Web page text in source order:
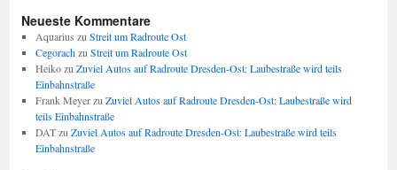
Neueste Kommentare
Aquarius zuStreit um Radroute Ost
CegorachzuStreit um Radroute Ost
HeikozuZuviel Autos auf Radroute Dresden-Ost: Laubestraße wird teils
Einbahnstraße
Frank MeyerzuZuviel Autos auf Radroute Dresden-Ost: Laubestraße wird
teils Einbahnstraße
DATzuZuviel Autos auf Radroute Dresden-Ost: Laubestraße wird teils
Einbahnstraße